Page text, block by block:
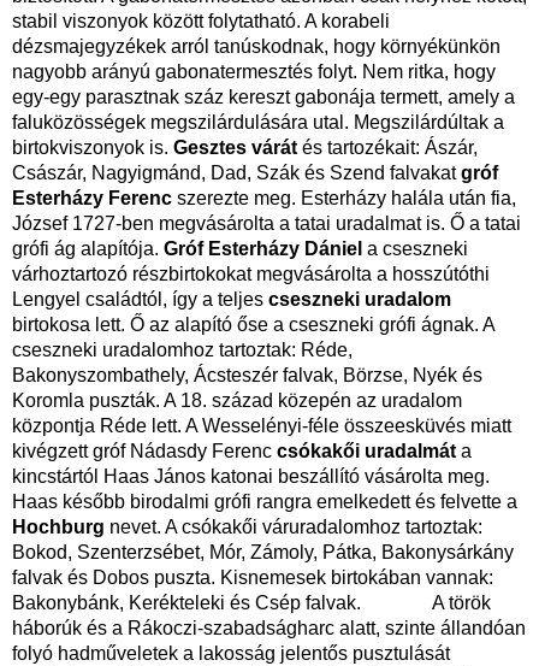
stabil viszonyok között folytatható. A korabeli
dézsmajegyzékek arról tanúskodnak, hogy környékünkön
nagyobb arányú gabonatermesztés folyt. Nem ritka, hogy
egy-egy parasztnak száz kereszt gabonája termett, amely a
faluközösségek megszilárdulására utal. Megszilárdúltak a
birtokviszonyok is. Gesztes várát és tartozékait: Ászár,
Császár, Nagyigmánd, Dad, Szák és Szend falvakatgróf
Esterházy Ferenc szerezte meg. Esterházy halála után fia,
József 1727-ben megvásárolta a tatai uradalmat is. Ő a tatai
grófi ág alapítója. Gróf Esterházy Dániel a cseszneki
várhoztartozó részbirtokokat megvásárolta a hosszútóthi
Lengyel családtól, így a teljes cseszneki uradalom
birtokosa lett. Ő az alapító őse a cseszneki grófi ágnak. A
cseszneki uradalomhoz tartoztak: Réde,
Bakonyszombathely, Ácsteszér falvak, Börzse, Nyék és
Koromla puszták. A 18. század közepén az uradalom
központja Réde lett. A Wesselényi-féle összeesküvés miatt
kivégzett gróf Nádasdy Ferenc csókakői uradalmát a
kincstártól Haas János katonai beszállító vásárolta meg.
Haas később birodalmi grófi rangra emelkedett és felvette a
Hochburg nevet. A csókakői váruradalomhoz tartoztak:
Bokod, Szenterzsébet, Mór, Zámoly, Pátka, Bakonysárkány
falvak és Dobos puszta. Kisnemesek birtokában vannak:
Bakonybánk, Kerékteleki és Csép falvak. A török
háborúk és a Rákoczi-szabadságharc alatt, szinte állandóan
folyó hadműveletek a lakosság jelentős pusztulását